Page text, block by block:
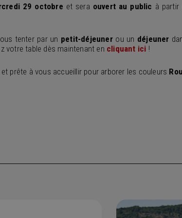
29 octobre et sera ouvert au public à partir
tenter par un petit-déjeunerou un déjeuner
votre table dès maintenant en cliquant ici !
prête à vous accueillir pour arborer les couleurs